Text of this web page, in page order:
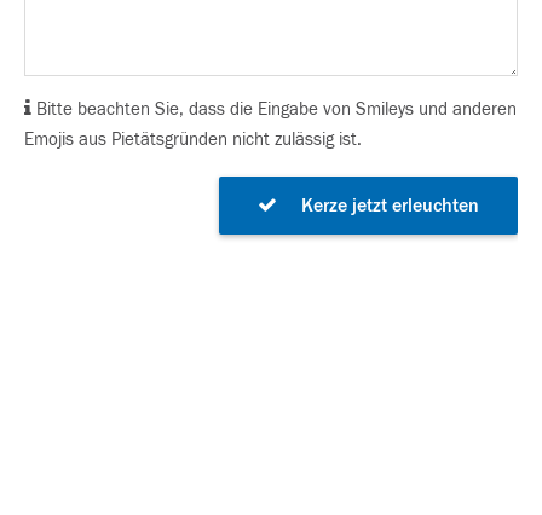
Bitte beachten Sie, dass die Eingabe von Smileys und anderen
Emojis aus Pietätsgründen nicht zulässig ist.
Kerze jetzt erleuchten